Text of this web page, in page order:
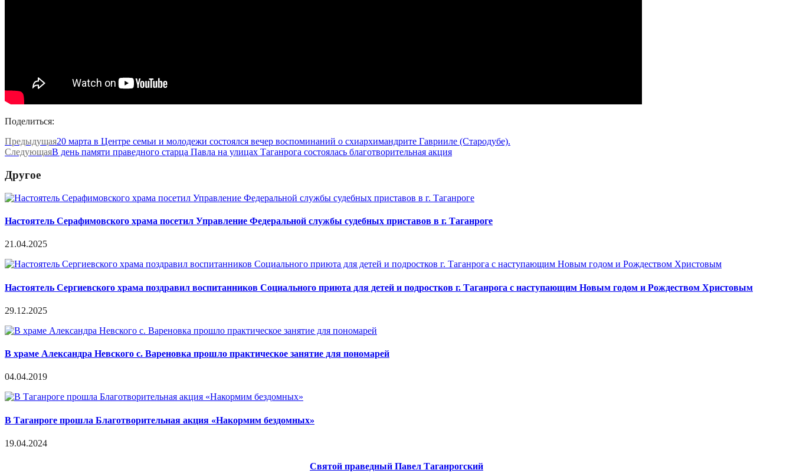
Поделиться:
Предыдущая20 марта в Центре семьи и молодежи состоялся вечер воспоминаний о схиархимандрите Гаврииле (Стародубе).
СледующаяВ день памяти праведного старца Павла на улицах Таганрога состоялась благотворительная акция
Другое
Настоятель Серафимовского храма посетил Управление Федеральной службы судебных приставов в г. Таганроге
21.04.2025
Настоятель Сергиевского храма поздравил воспитанников Социального приюта для детей и подростков г. Таганрога с наступающим Новым годом и Рождеством Христовым
29.12.2025
В храме Александра Невского с. Вареновка прошло практическое занятие для пономарей
04.04.2019
В Таганроге прошла Благотворительная акция «Накормим бездомных»
19.04.2024
Святой праведный Павел Таганрогский